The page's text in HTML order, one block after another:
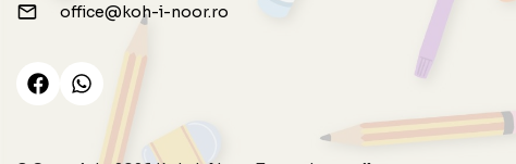
office@koh-i-noor.ro